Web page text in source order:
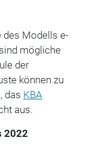
des Modells e-
mögliche
der
können zu
das KBA
aus.
2022